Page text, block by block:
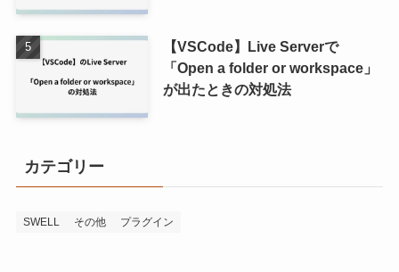
【VSCode】Live Serverで
「Open a folder or workspace」
が出たときの対処法
カテゴリー
SWELL その他 プラグイン